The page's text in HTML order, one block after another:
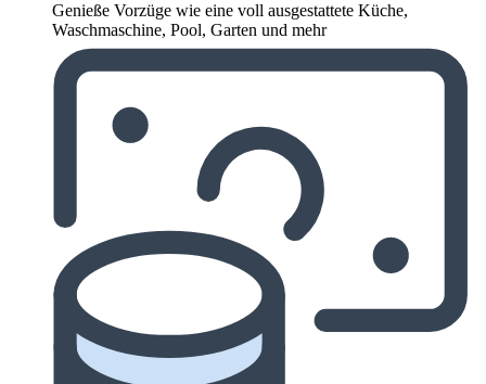
Genieße Vorzüge wie eine voll ausgestattete Küche,
Waschmaschine, Pool, Garten und mehr